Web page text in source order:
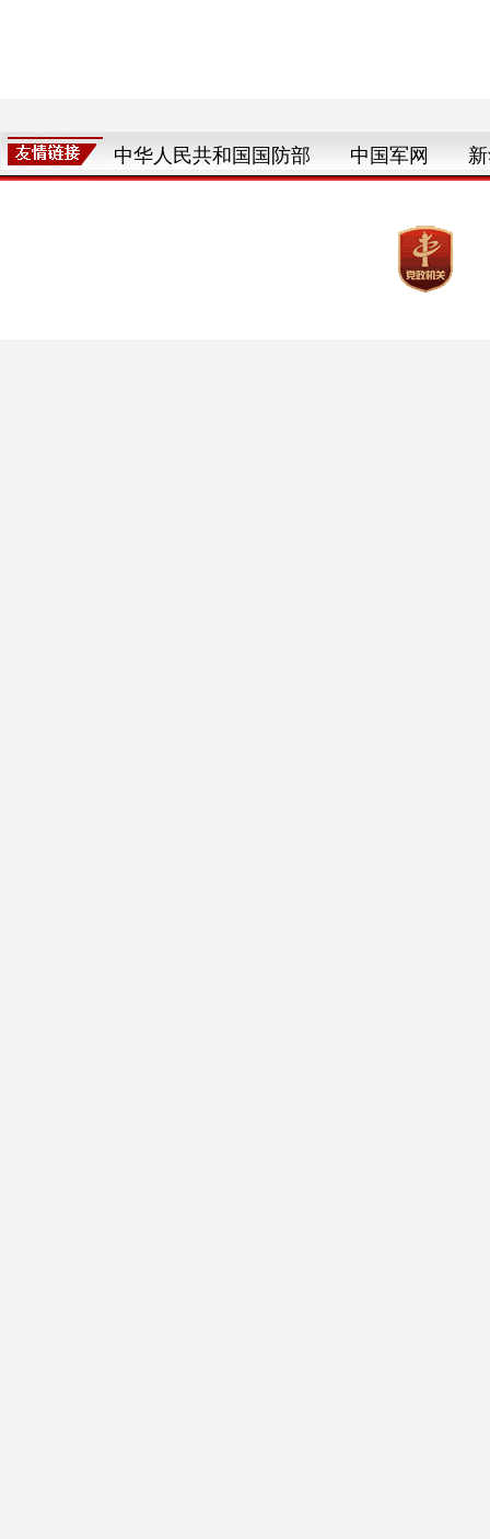
中华人民共和国国防部 中国军网